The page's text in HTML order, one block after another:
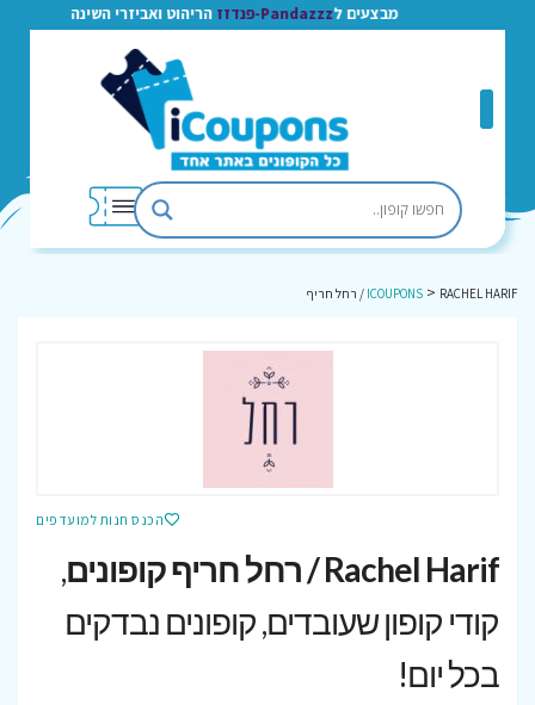
מבצעים לPandazzz-פנדזז הריהוט ואביזרי השינה
ICOUPONS > RACHEL HARIF / רחל חריף
הכנס חנות למועדפים
Rachel Harif / רחל חריף קופונים
,
קודי קופון שעובדים, קופונים נבדקים
בכל יום!